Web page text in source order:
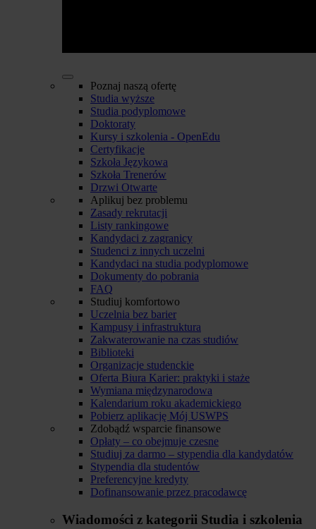
Poznaj naszą ofertę
Studia wyższe
Studia podyplomowe
Doktoraty
Kursy i szkolenia - OpenEdu
Certyfikacje
Szkoła Językowa
Szkoła Trenerów
Drzwi Otwarte
Aplikuj bez problemu
Zasady rekrutacji
Listy rankingowe
Kandydaci z zagranicy
Studenci z innych uczelni
Kandydaci na studia podyplomowe
Dokumenty do pobrania
FAQ
Studiuj komfortowo
Uczelnia bez barier
Kampusy i infrastruktura
Zakwaterowanie na czas studiów
Biblioteki
Organizacje studenckie
Oferta Biura Karier: praktyki i staże
Wymiana międzynarodowa
Kalendarium roku akademickiego
Pobierz aplikację Mój USWPS
Zdobądź wsparcie finansowe
Opłaty – co obejmuje czesne
Studiuj za darmo – stypendia dla kandydatów
Stypendia dla studentów
Preferencyjne kredyty
Dofinansowanie przez pracodawcę
Wiadomości z kategorii Studia i szkolenia